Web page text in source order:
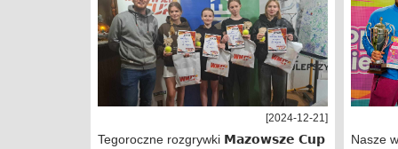
[2024-12-21]
Tegoroczne rozgrywki 𝗠𝗮𝘇𝗼𝘄𝘀𝘇𝗲 𝗖𝘂𝗽
Nasze